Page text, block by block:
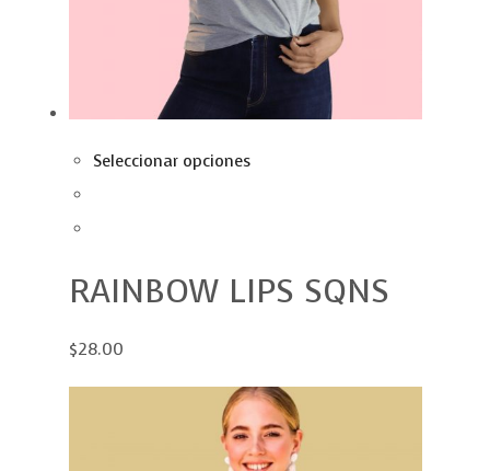
Seleccionar opciones
RAINBOW LIPS SQNS
$28.00